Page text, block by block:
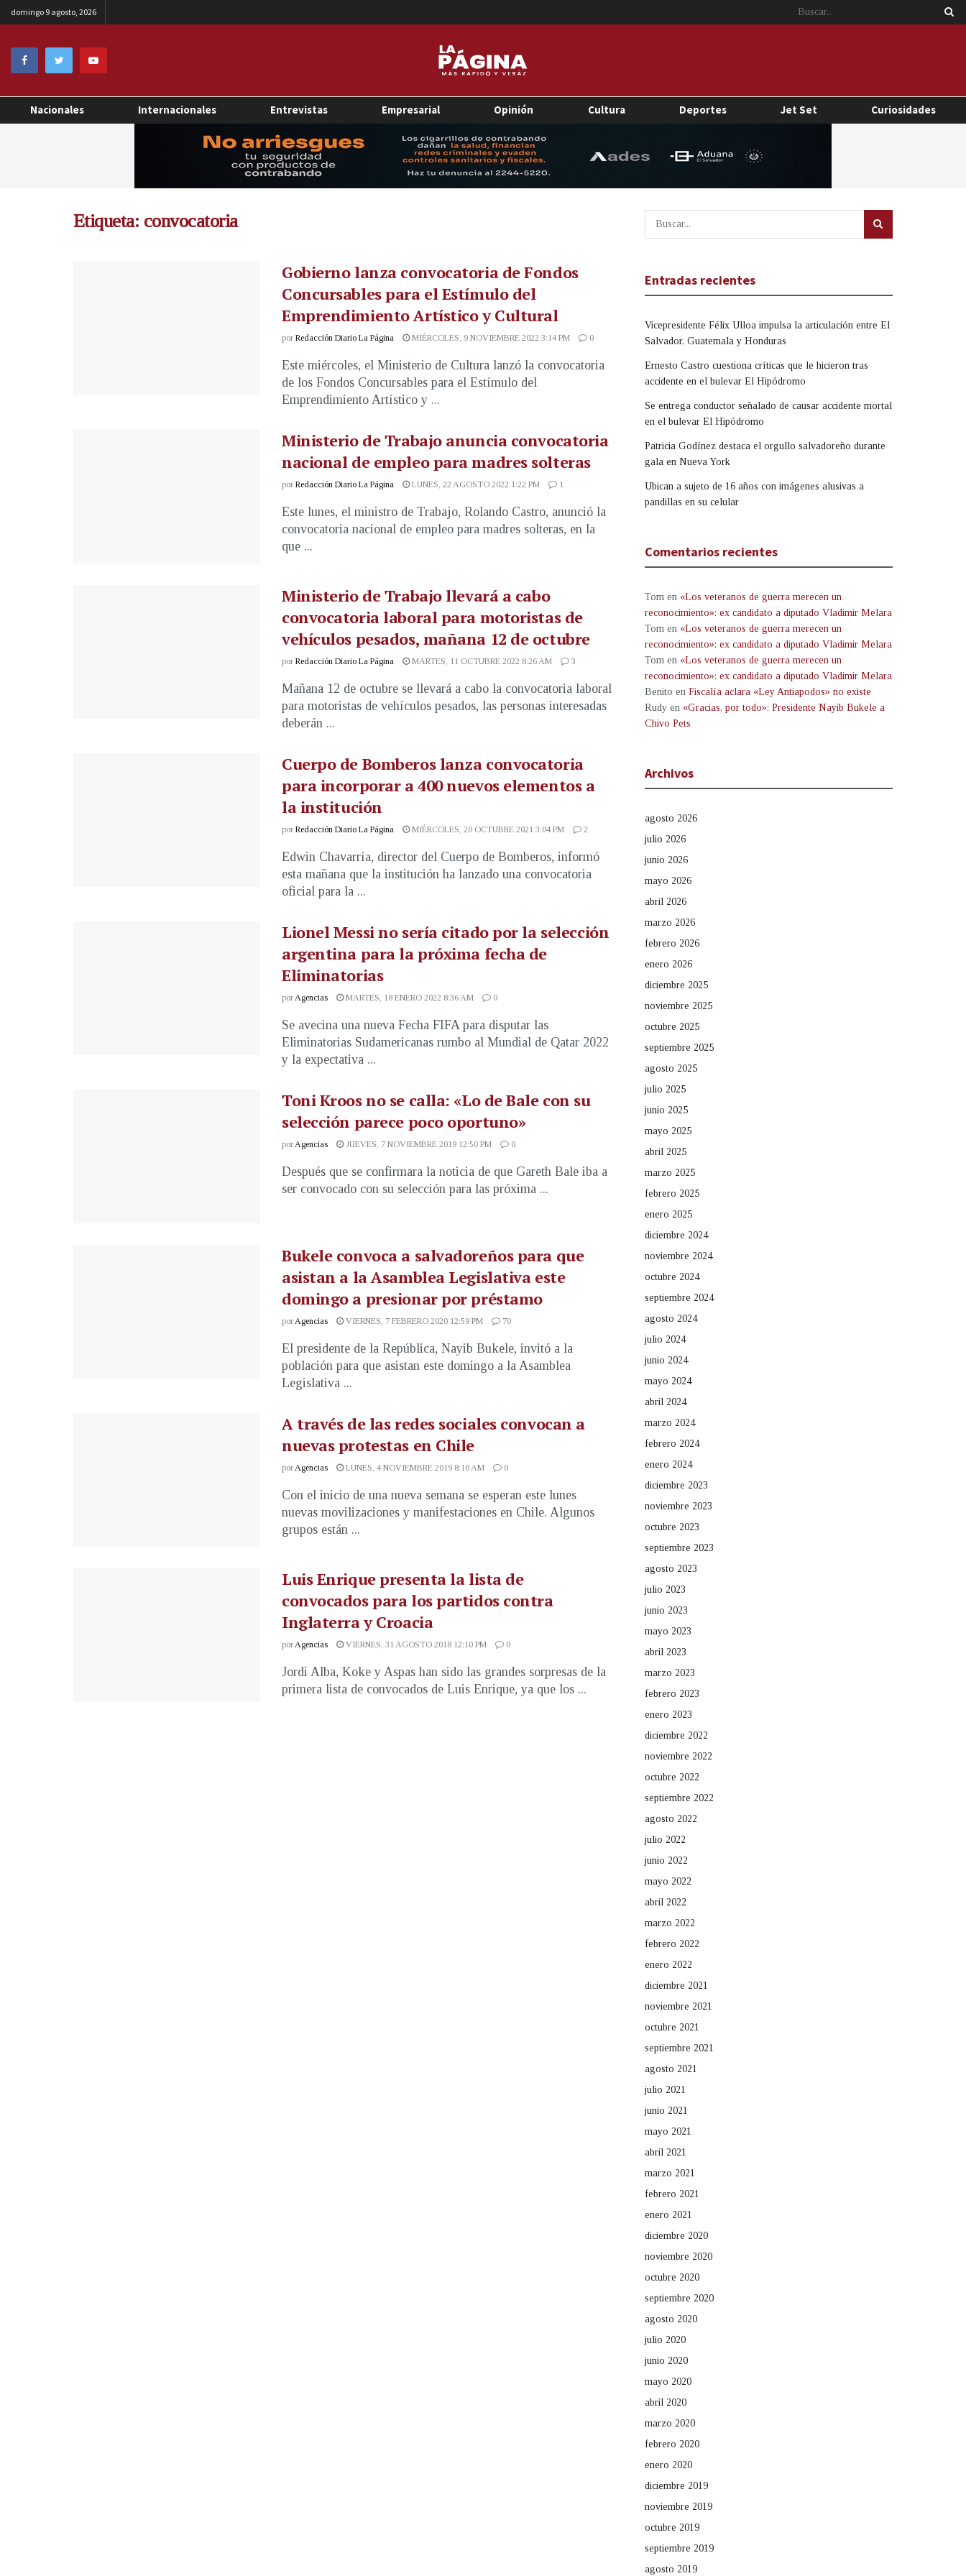
domingo 9 agosto, 2026
Nacionales Internacionales Entrevistas Empresarial Opinión Cultura Deportes Jet Set Curiosidades
Etiqueta: convocatoria
Gobierno lanza convocatoria de Fondos
Concursables para el Estímulo del
Emprendimiento Artístico y Cultural
por Redacción Diario La Página MIÉRCOLES, 9 NOVIEMBRE 2022 3:14 PM 0
Este miércoles, el Ministerio de Cultura lanzó la convocatoria
de los Fondos Concursables para el Estímulo del
Emprendimiento Artístico y ...
Ministerio de Trabajo anuncia convocatoria
nacional de empleo para madres solteras
por Redacción Diario La Página LUNES, 22 AGOSTO 2022 1:22 PM 1
Este lunes, el ministro de Trabajo, Rolando Castro, anunció la
convocatoria nacional de empleo para madres solteras, en la
que ...
Ministerio de Trabajo llevará a cabo
convocatoria laboral para motoristas de
vehículos pesados, mañana 12 de octubre
por Redacción Diario La Página MARTES, 11 OCTUBRE 2022 8:26 AM 3
Mañana 12 de octubre se llevará a cabo la convocatoria laboral
para motoristas de vehículos pesados, las personas interesadas
deberán ...
Cuerpo de Bomberos lanza convocatoria
para incorporar a 400 nuevos elementos a
la institución
por Redacción Diario La Página MIÉRCOLES, 20 OCTUBRE 2021 3:04 PM 2
Edwin Chavarría, director del Cuerpo de Bomberos, informó
esta mañana que la institución ha lanzado una convocatoria
oficial para la ...
Lionel Messi no sería citado por la selección
argentina para la próxima fecha de
Eliminatorias
porAgencias MARTES, 18 ENERO 2022 8:36 AM 0
Se avecina una nueva Fecha FIFA para disputar las
Eliminatorias Sudamericanas rumbo al Mundial de Qatar 2022
y la expectativa ...
Toni Kroos no se calla: «Lo de Bale con su
selección parece poco oportuno»
porAgencias JUEVES, 7 NOVIEMBRE 2019 12:50 PM 0
Después que se confirmara la noticia de que Gareth Bale iba a
ser convocado con su selección para las próxima ...
Bukele convoca a salvadoreños para que
asistan a la Asamblea Legislativa este
domingo a presionar por préstamo
por Agencias VIERNES, 7 FEBRERO 2020 12:59 PM 70
El presidente de la República, Nayib Bukele, invitó a la
población para que asistan este domingo a la Asamblea
Legislativa ...
A través de las redes sociales convocan a
nuevas protestas en Chile
por Agencias LUNES, 4 NOVIEMBRE 2019 8:10 AM 0
Con el inicio de una nueva semana se esperan este lunes
nuevas movilizaciones y manifestaciones en Chile. Algunos
grupos están ...
Luis Enrique presenta la lista de
convocados para los partidos contra
Inglaterra y Croacia
por Agencias VIERNES, 31 AGOSTO 2018 12:10 PM 0
Jordi Alba, Koke y Aspas han sido las grandes sorpresas de la
primera lista de convocados de Luis Enrique, ya que los ...
Entradas recientes
Vicepresidente Félix Ulloa impulsa la articulación entre El
Salvador, Guatemala y Honduras
Ernesto Castro cuestiona críticas que le hicieron tras
accidente en el bulevar El Hipódromo
Se entrega conductor señalado de causar accidente mortal
en el bulevar El Hipódromo
Patricia Godínez destaca el orgullo salvadoreño durante
gala en Nueva York
Ubican a sujeto de 16 años con imágenes alusivas a
pandillas en su celular
Comentarios recientes
Tom en «Los veteranos de guerra merecen un
reconocimiento»: ex candidato a diputado Vladimir Melara
Tom en «Los veteranos de guerra merecen un
reconocimiento»: ex candidato a diputado Vladimir Melara
Tom en «Los veteranos de guerra merecen un
reconocimiento»: ex candidato a diputado Vladimir Melara
Benito en Fiscalía aclara «Ley Antiapodos» no existe
Rudy en «Gracias, por todo»: Presidente Nayib Bukele a
Chivo Pets
Archivos
agosto 2026
julio 2026
junio 2026
mayo 2026
abril 2026
marzo 2026
febrero 2026
enero 2026
diciembre 2025
noviembre 2025
octubre 2025
septiembre 2025
agosto 2025
julio 2025
junio 2025
mayo 2025
abril 2025
marzo 2025
febrero 2025
enero 2025
diciembre 2024
noviembre 2024
octubre 2024
septiembre 2024
agosto 2024
julio 2024
junio 2024
mayo 2024
abril 2024
marzo 2024
febrero 2024
enero 2024
diciembre 2023
noviembre 2023
octubre 2023
septiembre 2023
agosto 2023
julio 2023
junio 2023
mayo 2023
abril 2023
marzo 2023
febrero 2023
enero 2023
diciembre 2022
noviembre 2022
octubre 2022
septiembre 2022
agosto 2022
julio 2022
junio 2022
mayo 2022
abril 2022
marzo 2022
febrero 2022
enero 2022
diciembre 2021
noviembre 2021
octubre 2021
septiembre 2021
agosto 2021
julio 2021
junio 2021
mayo 2021
abril 2021
marzo 2021
febrero 2021
enero 2021
diciembre 2020
noviembre 2020
octubre 2020
septiembre 2020
agosto 2020
julio 2020
junio 2020
mayo 2020
abril 2020
marzo 2020
febrero 2020
enero 2020
diciembre 2019
noviembre 2019
octubre 2019
septiembre 2019
agosto 2019